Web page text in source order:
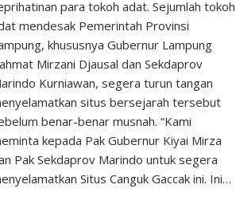
para tokoh adat. Sejumlah tokoh
mendesak Pemerintah Provinsi
khususnya Gubernur Lampung
Mirzani Djausal dan Sekdaprov
Kurniawan, segera turun tangan
situs bersejarah tersebut
benar-benar musnah. “Kami
kepada Pak Gubernur Kiyai Mirza
Pak Sekdaprov Marindo untuk segera
Situs Canguk Gaccak ini. Ini…